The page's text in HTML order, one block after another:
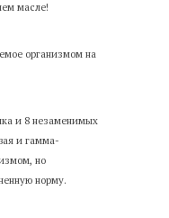
масле!
организмом на
и 8 незаменимых
и гамма-
но
норму.